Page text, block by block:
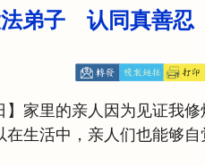
法弟子 认同真善忍
】家里的亲人因为见证我
生活中，亲人们也能够自